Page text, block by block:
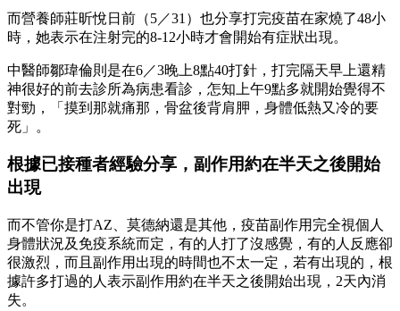
而營養師莊昕悅日前（5／31）也分享打完疫苗在家燒了48小
時，她表示在注射完的8-12小時才會開始有症狀出現。
中醫師鄒瑋倫則是在6／3晚上8點40打針，打完隔天早上還精
神很好的前去診所為病患看診，怎知上午9點多就開始覺得不
對勁，「摸到那就痛那，骨盆後背肩胛，身體低熱又冷的要
死」。
根據已接種者經驗分享，副作用約在半天之後開始
出現
而不管你是打AZ、莫德納還是其他，疫苗副作用完全視個人
身體狀況及免疫系統而定，有的人打了沒感覺，有的人反應卻
很激烈，而且副作用出現的時間也不太一定，若有出現的，根
據許多打過的人表示副作用約在半天之後開始出現，2天內消
失。